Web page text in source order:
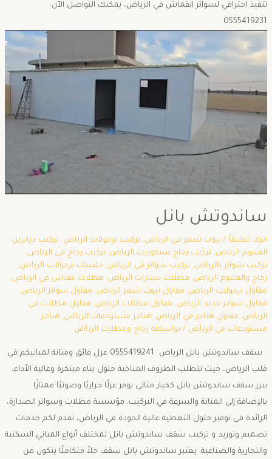
تنفيذ احترافي لسواتر القماش في الرياض، يمكنك التواصل الآن:
0555419231
ساندوتش بانل
اترك تعليقاً / بيوت شعر في الرياض, تركيب برجولات الرياض, تركيب درابزين
المنيوم الرياض, تركيب زجاج سيكوريت الرياض, تركيب زجاج في الرياض,
تركيب سواتر بالرياض, تركيب سواتر في الرياض, جلسات برجولات الرياض,
زجاج والمنيوم الرياض, مظلات سيارات الرياض, مظلات قماش في الرياض,
مقاول برجولات الرياض, مقاول بيوت شعر الرياض, مقاول سواتر الرياض,
مقاول سواتر حديد الرياض, مقاول مظلات الرياض, مقاول مظلات في
الرياض, مقاول هناجر في الرياض, هناجر مستودعات الرياض, هناجر
مستودعات في الرياض / بواسطة زجاج ومظلات الرياض
سقف ساندوتش بانل الرياض 0555419241 عزل فائق ومتانة لمبانيكم في
قلب الرياض، حيث تتطلب الظروف المناخية حلول بناء مبتكرة وعالية الأداء،
يبرز سقف ساندوتش بانل كخيار مثالي يوفر عزلًا حراريًا وصوتيًا ممتازًا
بالإضافة إلى المتانة والسرعة في التركيب. مؤسسة مظلات وسواتر الصدارة،
الرائدة في توفير حلول التغطية عالية الجودة في الرياض، تقدم لكم خدمات
تصميم وتوريد و تركيب سقف ساندوتش بانل لمختلف أنواع المباني السكنية
والتجارية والصناعية. يعتبر ساندوتش بانل سقف حلاً متكاملًا يتكون من